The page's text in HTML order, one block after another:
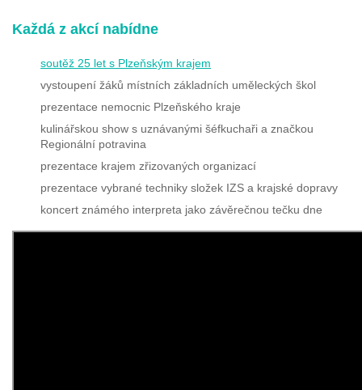
Každá z akcí nabídne
soutěž 25 let s Plzeňským krajem
vystoupení žáků místních základních uměleckých škol
prezentace nemocnic Plzeňského kraje
kulinářskou show s uznávanými šéfkuchaři a značkou
Regionální potravina
prezentace krajem zřizovaných organizací
prezentace vybrané techniky složek IZS a krajské dopravy
koncert známého interpreta jako závěrečnou tečku dne